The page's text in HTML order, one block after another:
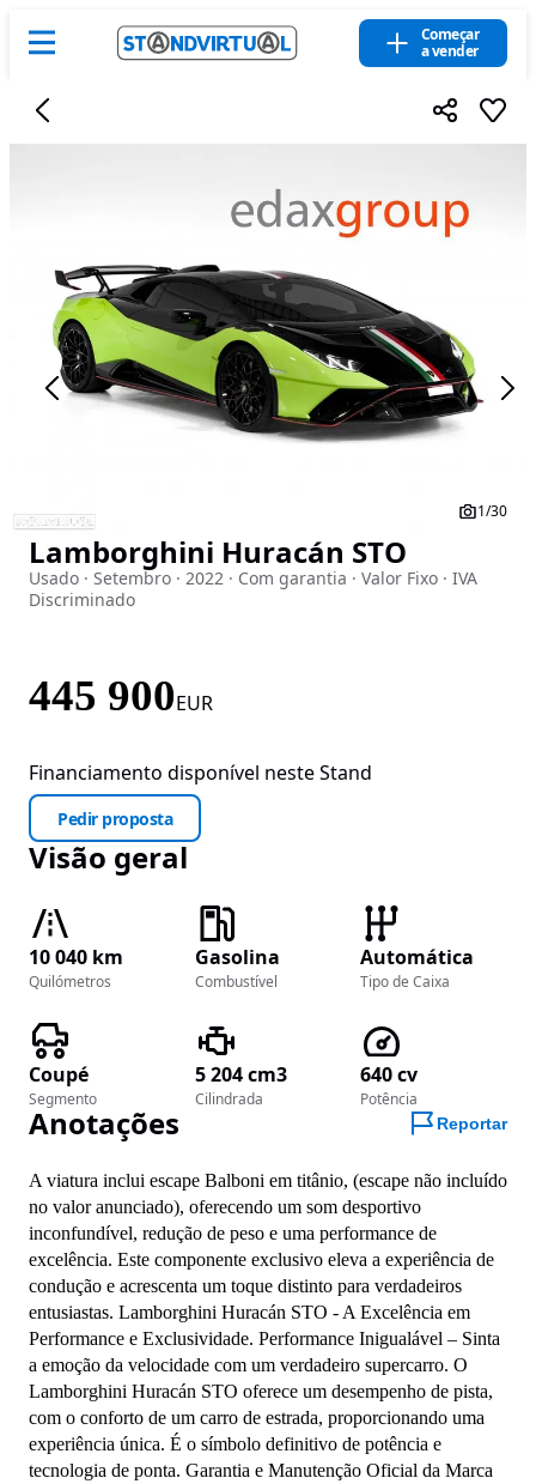
Começar
a vender
Imagem 1 de 30
1/30
Lamborghini Huracán STO
Usado · Setembro · 2022 · Com garantia · Valor Fixo · IVA
Discriminado
445 900EUR
Financiamento disponível neste Stand
Pedir proposta
Visão geral
10 040 km
Quilómetros
Gasolina
Combustível
Automática
Tipo de Caixa
Coupé
Segmento
5 204 cm3
Cilindrada
640 cv
Potência
Anotações Reportar
A viatura inclui escape Balboni em titânio, (escape não incluído
no valor anunciado), oferecendo um som desportivo
inconfundível, redução de peso e uma performance de
excelência. Este componente exclusivo eleva a experiência de
condução e acrescenta um toque distinto para verdadeiros
entusiastas. Lamborghini Huracán STO - A Excelência em
Performance e Exclusividade. Performance Inigualável – Sinta
a emoção da velocidade com um verdadeiro supercarro. O
Lamborghini Huracán STO oferece um desempenho de pista,
com o conforto de um carro de estrada, proporcionando uma
experiência única. É o símbolo definitivo de potência e
tecnologia de ponta. Garantia e Manutenção Oficial da Marca